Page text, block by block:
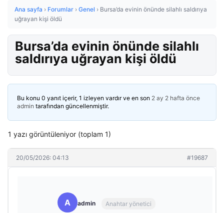
Ana sayfa › Forumlar › Genel › Bursa’da evinin önünde silahlı saldırıya
uğrayan kişi öldü
Bursa’da evinin önünde silahlı
saldırıya uğrayan kişi öldü
Bu konu 0 yanıt içerir, 1 izleyen vardır ve en son 2 ay 2 hafta önce
admin tarafından güncellenmiştir.
1 yazı görüntüleniyor (toplam 1)
20/05/2026: 04:13 #19687
A admin Anahtar yönetici